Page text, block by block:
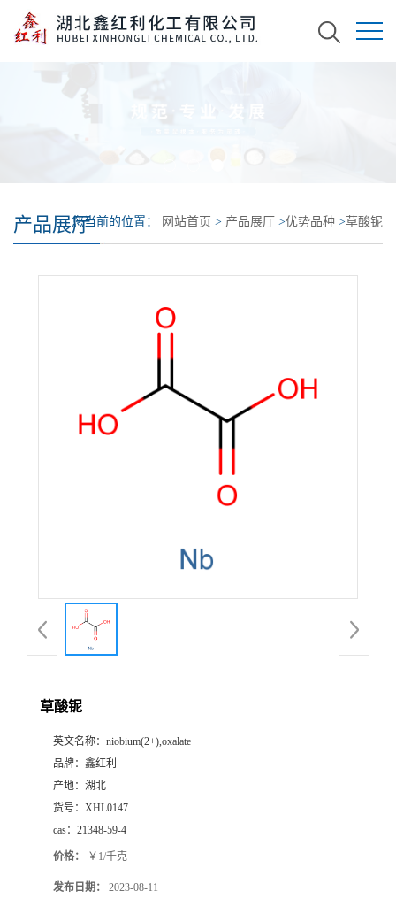
产品展厅您当前的位置： 网站首页 > 产品展厅 >优势品种 >草酸铌
草酸铌
英文名称： niobium(2+),oxalate
品牌： 鑫红利
产地： 湖北
货号： XHL0147
cas： 21348-59-4
价格： ￥1/千克
发布日期： 2023-08-11